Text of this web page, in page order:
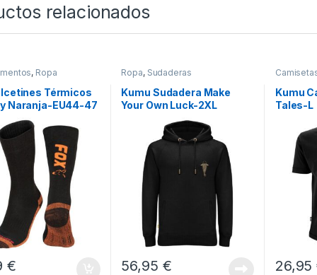
relacionados
, Ropa
Térmicos
Naranja-EU44-47
€
Ropa, Sudaderas
Kumu Sudadera Make
Your Own Luck-2XL
56,95 €
Kumu
Tales-L
26,95